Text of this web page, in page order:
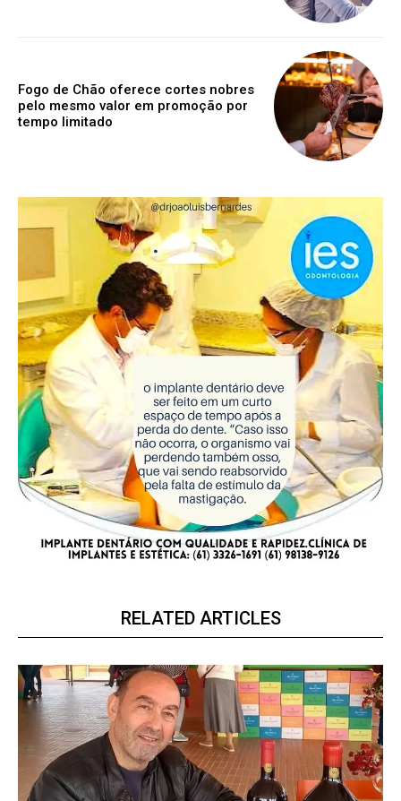
Fogo de Chão oferece cortes nobres
pelo mesmo valor em promoção por
tempo limitado
RELATED ARTICLES